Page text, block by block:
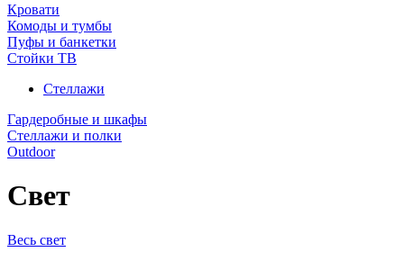
Кровати
Комоды и тумбы
Пуфы и банкетки
Стойки ТВ
Стеллажи
Гардеробные и шкафы
Стеллажи и полки
Outdoor
Свет
Весь свет